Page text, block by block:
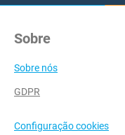
Sobre
Sobre nós
GDPR
Configuração cookies